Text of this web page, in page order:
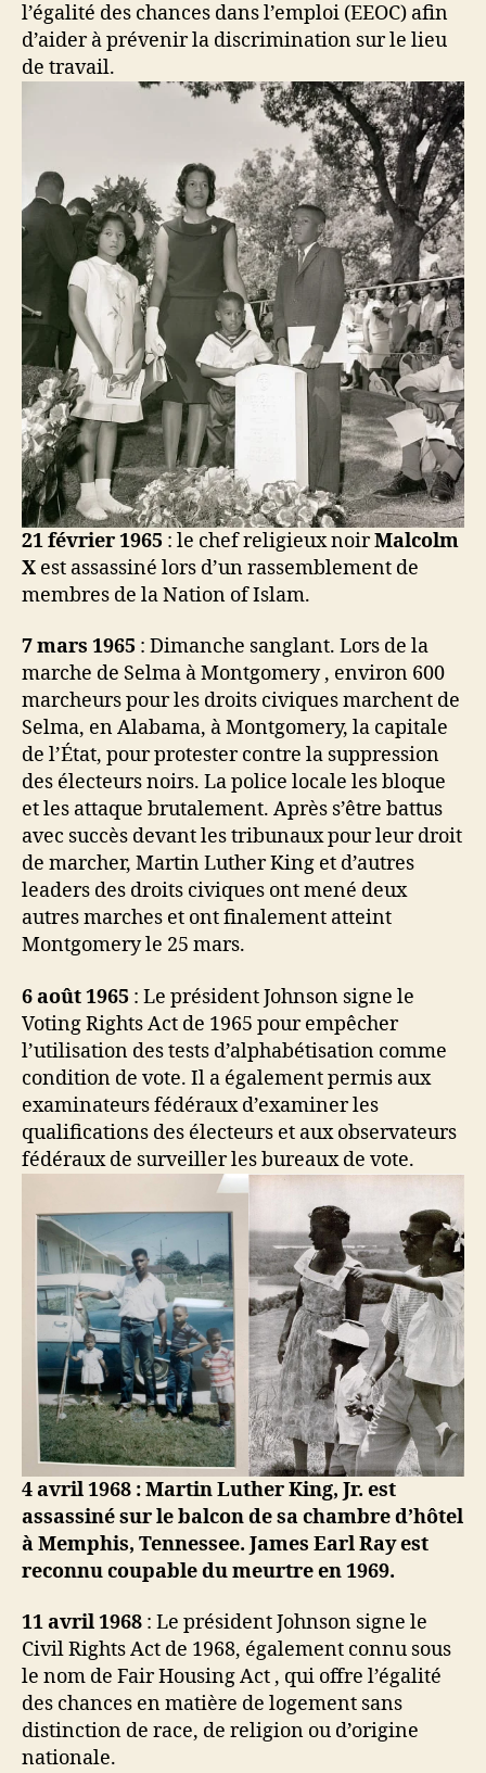
l’égalité des chances dans l’emploi (EEOC) afin
d’aider à prévenir la discrimination sur le lieu
de travail.
21 février 1965 : le chef religieux noirMalcolm
X est assassiné lors d’un rassemblement de
membres de la Nation of Islam.
7 mars 1965 : Dimanche sanglant. Lors de la
marche de Selma à Montgomery , environ 600
marcheurs pour les droits civiques marchent de
Selma, en Alabama, à Montgomery, la capitale
de l’État, pour protester contre la suppression
des électeurs noirs. La police locale les bloque
et les attaque brutalement. Après s’être battus
avec succès devant les tribunaux pour leur droit
de marcher, Martin Luther King et d’autres
leaders des droits civiques ont mené deux
autres marches et ont finalement atteint
Montgomery le 25 mars.
6 août 1965 : Le président Johnson signe le
Voting Rights Act de 1965 pour empêcher
l’utilisation des tests d’alphabétisation comme
condition de vote. Il a également permis aux
examinateurs fédéraux d’examiner les
qualifications des électeurs et aux observateurs
fédéraux de surveiller les bureaux de vote.
4 avril 1968 : Martin Luther King, Jr. est
assassiné sur le balcon de sa chambre d’hôtel
à Memphis, Tennessee. James Earl Ray est
reconnu coupable du meurtre en 1969.
11 avril 1968 : Le président Johnson signe le
Civil Rights Act de 1968, également connu sous
le nom de Fair Housing Act , qui offre l’égalité
des chances en matière de logement sans
distinction de race, de religion ou d’origine
nationale.